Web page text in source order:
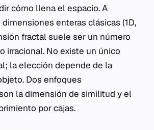
cómo llena el espacio. A
enteras clásicas (1D,
fractal suele ser un número
irracional. No existe un único
la elección depende de la
Dos enfoques
la dimensión de similitud y el
por cajas.